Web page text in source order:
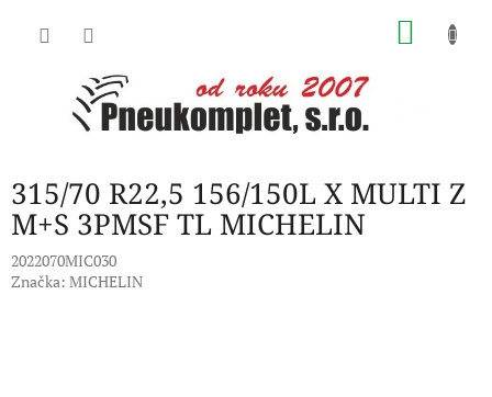
315/70 R22,5 156/150L X MULTI Z
M+S 3PMSF TL MICHELIN
2022070MIC030
Značka: MICHELIN